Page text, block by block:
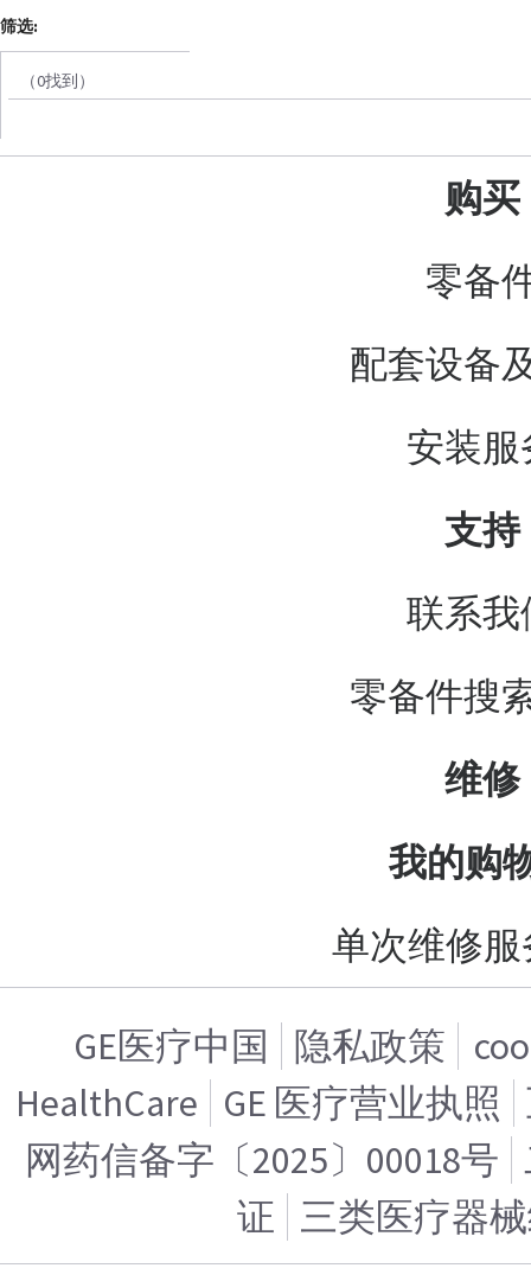
筛选:
（0找到）
购买
零备
配套设备
安装服
支持
联系我
零备件搜
维修
我的购
单次维修
GE医疗中国 隐私政策
HealthCare GE 医疗营业执照
网药信备字〔2025〕00018号
证 三类医疗器